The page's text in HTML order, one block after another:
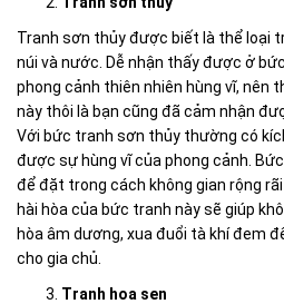
Tranh sơn thủy được biết là thể loại
núi và nước. Dễ nhận thấy được ở
phong cảnh thiên nhiên hùng vĩ, nên
này thôi là bạn cũng đã cảm nhận
Với bức tranh sơn thủy thường có
được sự hùng vĩ của phong cảnh.
để đặt trong cách không gian rộng
hài hòa của bức tranh này sẽ giúp
hòa âm dương, xua đuổi tà khí đem
cho gia chủ.
Tranh hoa sen